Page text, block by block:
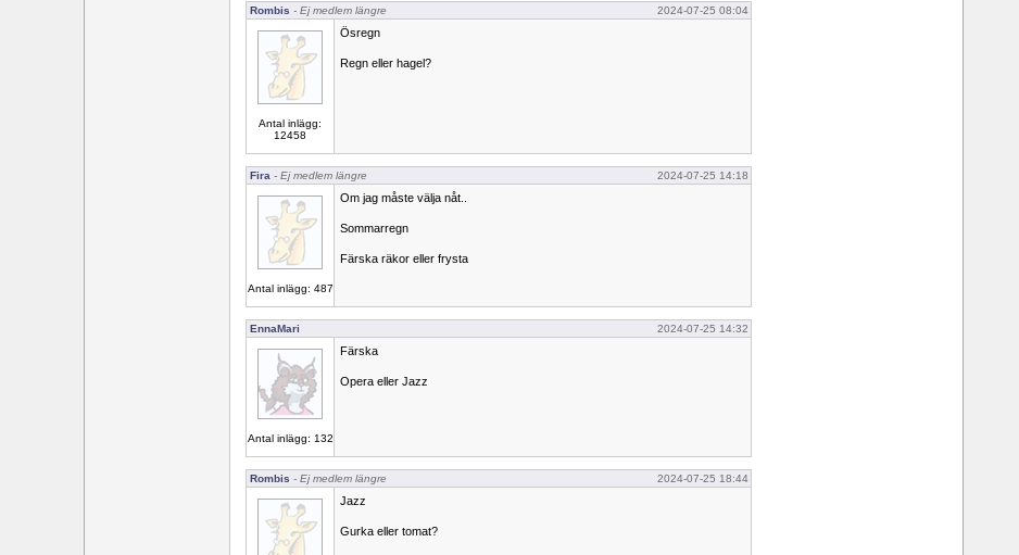
Rombis - Ej medlem längre 2024-07-25 08:04
Antal inlägg:
12458
Ösregn
Regn eller hagel?
Fira - Ej medlem längre 2024-07-25 14:18
Antal inlägg: 487
Om jag måste välja nåt..
Sommarregn
Färska räkor eller frysta
EnnaMari 2024-07-25 14:32
Antal inlägg: 132
Färska
Opera eller Jazz
Rombis - Ej medlem längre 2024-07-25 18:44
Jazz
Gurka eller tomat?